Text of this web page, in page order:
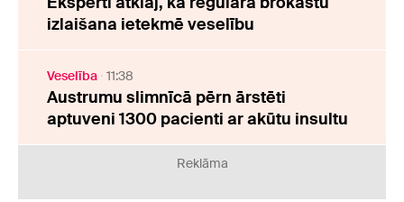
izlaišana ietekmē veselību
Veselība 11:38
Austrumu slimnīcā pērn ārstēti
aptuveni 1300 pacienti ar akūtu insultu
Reklāma